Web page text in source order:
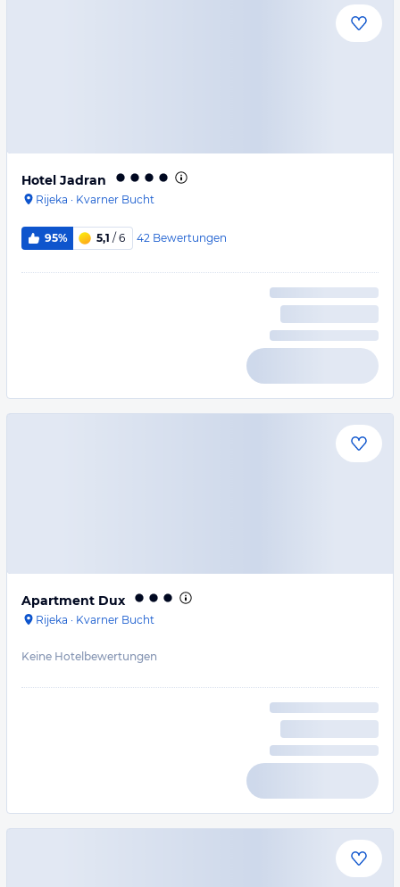
Hotel Jadran
Rijeka · Kvarner Bucht
95% 5,1 / 6 42 Bewertungen
Apartment Dux
Rijeka · Kvarner Bucht
Keine Hotelbewertungen